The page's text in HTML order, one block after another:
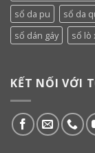
sổ da pu
sổ da
sổ dán gáy
sổ lò
KẾT NỐI VỚI